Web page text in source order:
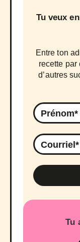
Tu veux
Entre ton
recette par
d’autres
Tu